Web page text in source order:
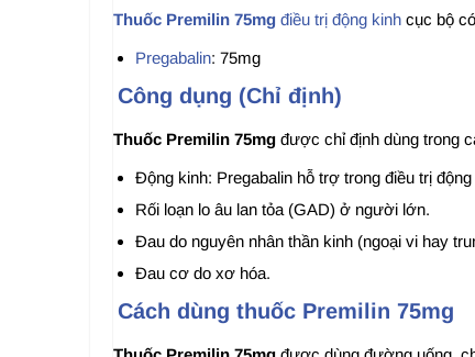
Thuốc Premilin 75mg điều trị động kinh cục bộ
Pregabalin: 75mg
Công dụng (Chỉ định)
Thuốc Premilin 75mg được chỉ định dùng trong
Động kinh: Pregabalin hỗ trợ trong điều trị
Rối loạn lo âu lan tỏa (GAD) ở người lớn.
Đau do nguyên nhân thần kinh (ngoại vi hay
Đau cơ do xơ hóa.
Cách dùng thuốc Premilin 75mg